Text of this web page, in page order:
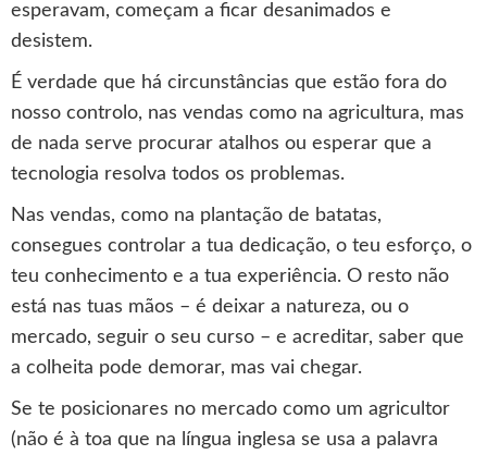
esperavam, começam a ficar desanimados e
desistem.
É verdade que há circunstâncias que estão fora do
nosso controlo, nas vendas como na agricultura, mas
de nada serve procurar atalhos ou esperar que a
tecnologia resolva todos os problemas.
Nas vendas, como na plantação de batatas,
consegues controlar a tua dedicação, o teu esforço, o
teu conhecimento e a tua experiência. O resto não
está nas tuas mãos – é deixar a natureza, ou o
mercado, seguir o seu curso – e acreditar, saber que
a colheita pode demorar, mas vai chegar.
Se te posicionares no mercado como um agricultor
(não é à toa que na língua inglesa se usa a palavra